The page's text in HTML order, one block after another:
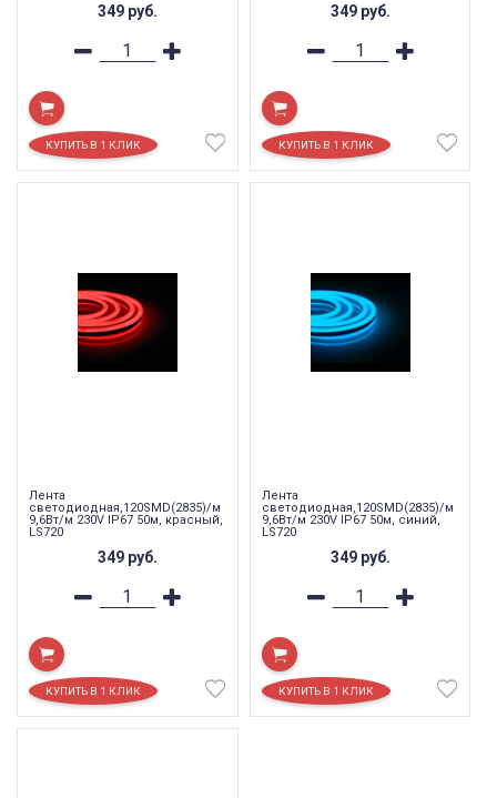
349 руб. 349 руб.
Лента
светодиодная,120SMD(2835)/м
9,6Вт/м 230V IP67 50м, красный,
LS720
349 руб.
Лента
светодиодная,120SMD(2835)/м
9,6Вт/м 230V IP67 50м, синий,
LS720
349 руб.